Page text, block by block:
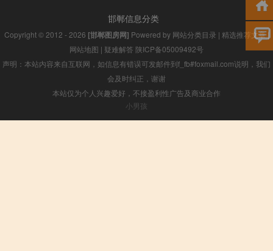
邯郸信息分类
Copyright © 2012 - 2026 [邯郸图房网] Powered by 网站分类目录 | 精选推荐文章|
网站地图 | 疑难解答 陕ICP备05009492号
声明：本站内容来自互联网，如信息有错误可发邮件到f_fb#foxmail.com说明，我们
会及时纠正，谢谢
本站仅为个人兴趣爱好，不接盈利性广告及商业合作
小男孩